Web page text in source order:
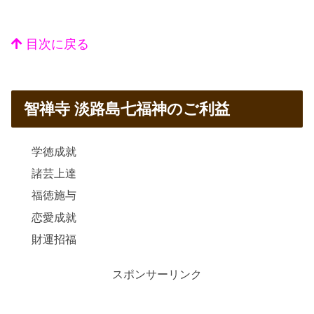
目次に戻る
智禅寺 淡路島七福神のご利益
学徳成就
諸芸上達
福徳施与
恋愛成就
財運招福
スポンサーリンク